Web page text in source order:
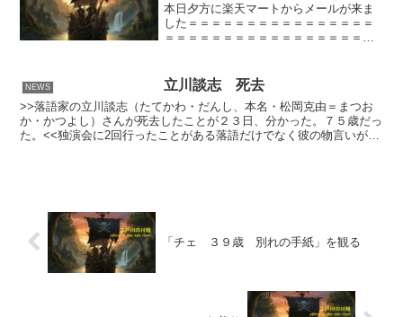
本日夕方に楽天マートからメールが来ま
した＝＝＝＝＝＝＝＝＝＝＝＝＝＝＝＝
＝＝＝＝＝＝＝＝＝＝＝＝＝＝＝＝＝＝
春の候、お客様におかれましては、ます
ますご清祥のこととお慶...
NEWS 立川談志 死去
>>落語家の立川談志（たてかわ・だんし、本名・松岡克由＝まつお
か・かつよし）さんが死去したことが２３日、分かった。７５歳だっ
た。<<独演会に2回行ったことがある落語だけでなく彼の物言いが好
「チェ ３９歳 別れの手紙」を観る